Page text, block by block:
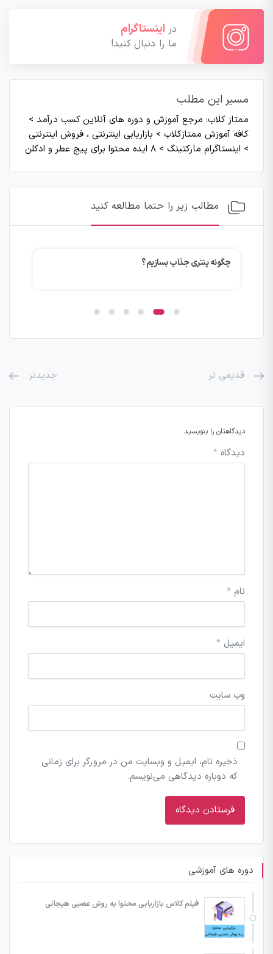
در اینستاگرام
ما را دنبال کنید!
مسیر این مطلب
ممتاز کلاب: مرجع آموزش و دوره های آنلاین کسب درآمد >
کافه آموزش ممتازکلاب > بازاریابی اینترنتی ، فروش اینترنتی
> اینستاگرام مارکتینگ > ۸ ایده محتوا برای پیج عطر و ادکلن
مطالب زیر را حتما مطالعه کنید
چگونه پنتری جذاب بسازیم؟
قدیمی تر جدیدتر
دیدگاهتان را بنویسید
دیدگاه *
نام *
ایمیل *
وب‌ سایت
ذخیره نام، ایمیل و وبسایت من در مرورگر برای زمانی
که دوباره دیدگاهی می‌نویسم.
دوره های آموزشی
فیلم کلاس بازاریابی محتوا به روش عصبی هیجانی